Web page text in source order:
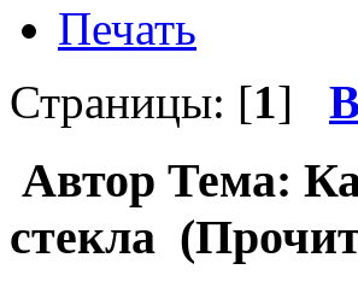
Печать
Страницы: [1]
Автор Тема:
стекла